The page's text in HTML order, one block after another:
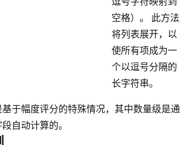
空格）。 此方法
将列表展开，以
使所有项成为一
个以逗号分隔的
长字符串。
于幅度评分的特殊情况，其中数量级是通
自动计算的。